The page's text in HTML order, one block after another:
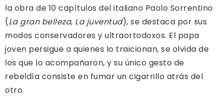
la obra de 10 capítulos del italiano Paolo Sorrentino
(La gran belleza, La juventud), se destaca por sus
modos conservadores y ultraortodoxos. El papa
joven persigue a quienes lo traicionan, se olvida de
los que lo acompañaron, y su único gesto de
rebeldía consiste en fumar un cigarrillo atrás del
otro.